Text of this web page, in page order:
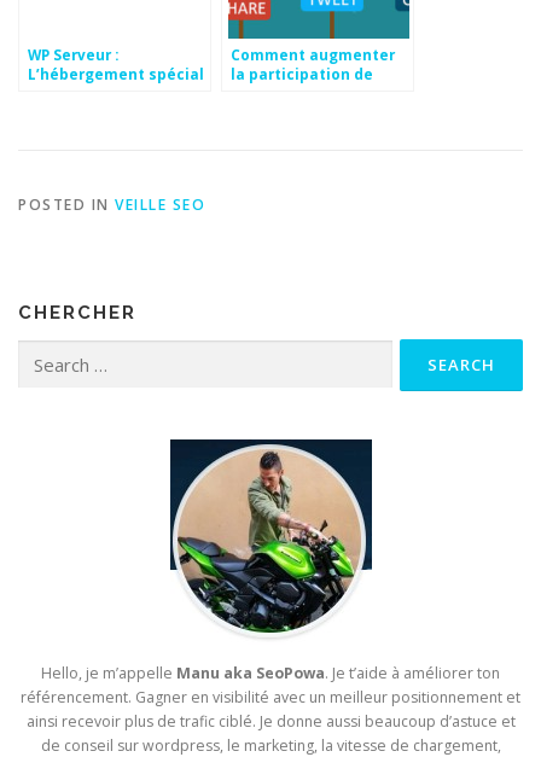
WP Serveur :
L’hébergement spécial
Comment augmenter
la participation de
POSTED IN VEILLE SEO
CHERCHER
Hello, je m’appelle Manu aka SeoPowa. Je t’aide à améliorer ton
référencement. Gagner en visibilité avec un meilleur positionnement et
ainsi recevoir plus de trafic ciblé. Je donne aussi beaucoup d’astuce et
de conseil sur wordpress, le marketing, la vitesse de chargement,